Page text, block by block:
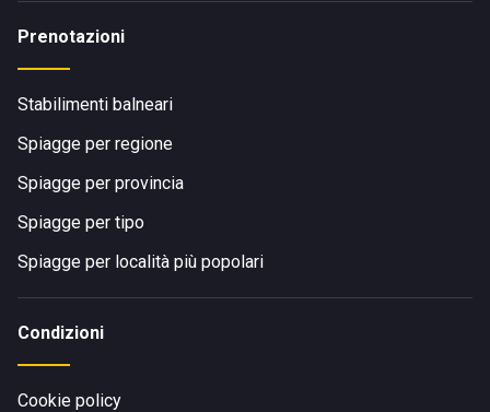
Prenotazioni
Stabilimenti balneari
Spiagge per regione
Spiagge per provincia
Spiagge per tipo
Spiagge per località più popolari
Condizioni
Cookie policy